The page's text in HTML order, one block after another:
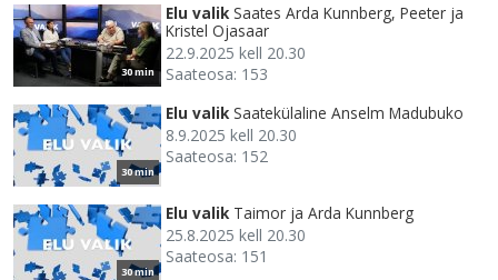
30 min
Elu valik Saates Arda Kunnberg, Peeter ja
Kristel Ojasaar
22.9.2025 kell 20.30
Saateosa: 153
30 min
Elu valik Saatekülaline Anselm Madubuko
8.9.2025 kell 20.30
Saateosa: 152
30 min
Elu valik Taimor ja Arda Kunnberg
25.8.2025 kell 20.30
Saateosa: 151